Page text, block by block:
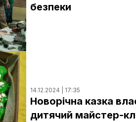
безпеки
14.12.2024 | 17:35
Новорічна казка
дитячий майстер-